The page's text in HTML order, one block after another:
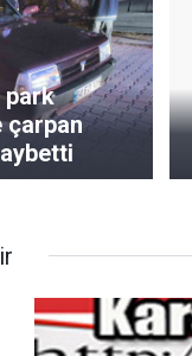
park
çarpan